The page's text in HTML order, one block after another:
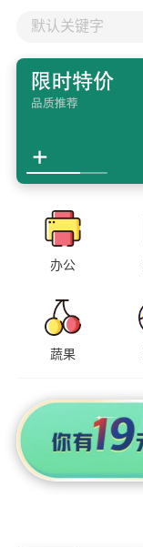
默认关键字
办公
蔬果